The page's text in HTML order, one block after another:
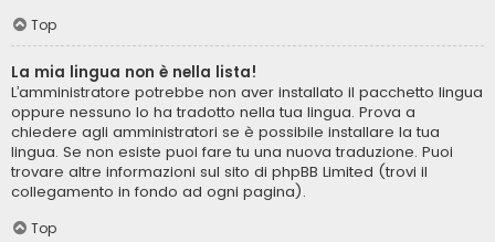
Top
La mia lingua non è nella lista!
L’amministratore potrebbe non aver installato il pacchetto lingua
oppure nessuno lo ha tradotto nella tua lingua. Prova a
chiedere agli amministratori se è possibile installare la tua
lingua. Se non esiste puoi fare tu una nuova traduzione. Puoi
trovare altre informazioni sul sito di phpBB Limited (trovi il
collegamento in fondo ad ogni pagina).
Top